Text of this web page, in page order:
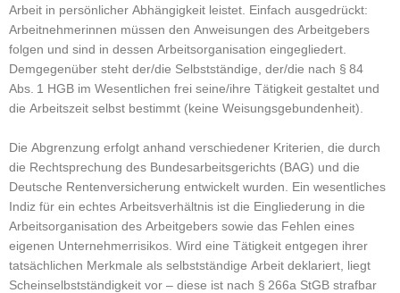
Arbeit in persönlicher Abhängigkeit leistet. Einfach ausgedrückt:
Arbeitnehmerinnen müssen den Anweisungen des Arbeitgebers
folgen und sind in dessen Arbeitsorganisation eingegliedert.
Demgegenüber steht der/die Selbstständige, der/die nach § 84
Abs. 1 HGB im Wesentlichen frei seine/ihre Tätigkeit gestaltet und
die Arbeitszeit selbst bestimmt (keine Weisungsgebundenheit).
Die Abgrenzung erfolgt anhand verschiedener Kriterien, die durch
die Rechtsprechung des Bundesarbeitsgerichts (BAG) und die
Deutsche Rentenversicherung entwickelt wurden. Ein wesentliches
Indiz für ein echtes Arbeitsverhältnis ist die Eingliederung in die
Arbeitsorganisation des Arbeitgebers sowie das Fehlen eines
eigenen Unternehmerrisikos. Wird eine Tätigkeit entgegen ihrer
tatsächlichen Merkmale als selbstständige Arbeit deklariert, liegt
Scheinselbstständigkeit vor – diese ist nach § 266a StGB strafbar